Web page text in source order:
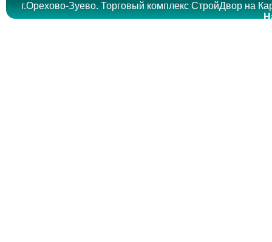
г.Орехово-Зуево. Торговый комплекс СтройДвор на